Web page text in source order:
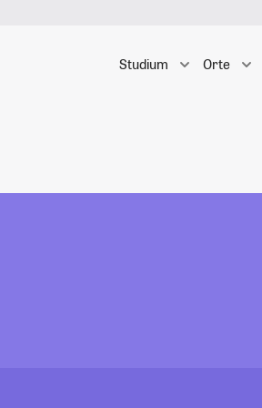
Studium Orte